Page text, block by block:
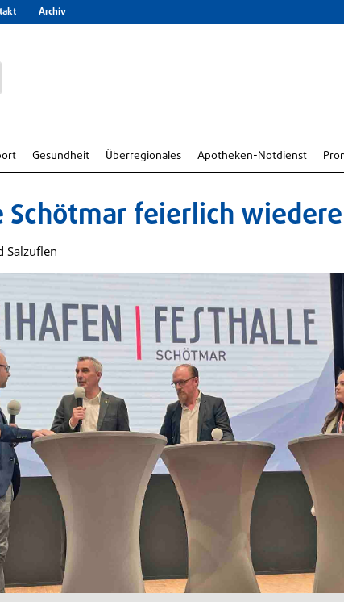
Archiv
Gesundheit Überregionales Apotheken-Notdienst
Schötmar feierlich
Salzuflen